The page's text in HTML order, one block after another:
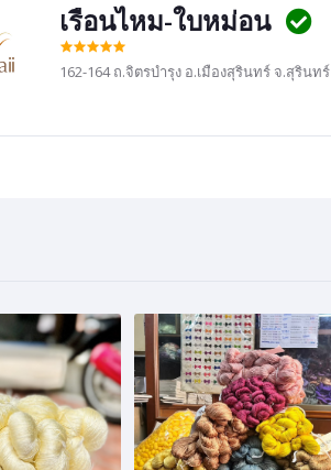
เรือนไหม-ใบหม่อน
162-164 ถ.จิตรบำรุง อ.เมืองสุรินทร์ จ.สุรินทร์